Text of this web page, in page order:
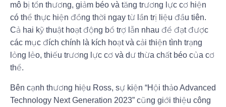
mô bị tổn thương, giảm béo và tăng trương lực cơ hiện
có thể thực hiện đồng thời ngay từ lần trị liệu đầu tiên.
Cả hai kỹ thuật hoạt động bổ trợ lẫn nhau để đạt được
các mục đích chính là kích hoạt và cải thiện tình trạng
lỏng lẻo, thiếu trương lực cơ và dư thừa chất béo của cơ
thể.
Bên cạnh thương hiệu Ross, sự kiện “Hội thảo Advanced
Technology Next Generation 2023” cũng giới thiệu công